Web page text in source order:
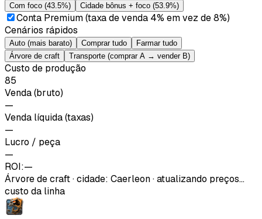
Com foco (43.5%) Cidade bônus + foco (53.9%)
Conta Premium (taxa de venda 4% em vez de 8%)
Cenários rápidos
Auto (mais barato) Comprar tudo
Farmar tudo
Árvore de craft
Transporte (comprar A → vender B)
Custo de produção
85
Venda (bruto)
—
Venda líquida (taxas)
—
Lucro / peça
—
ROI:—
Árvore de craft·cidade: Caerleon· atualizando preços…
custo da linha